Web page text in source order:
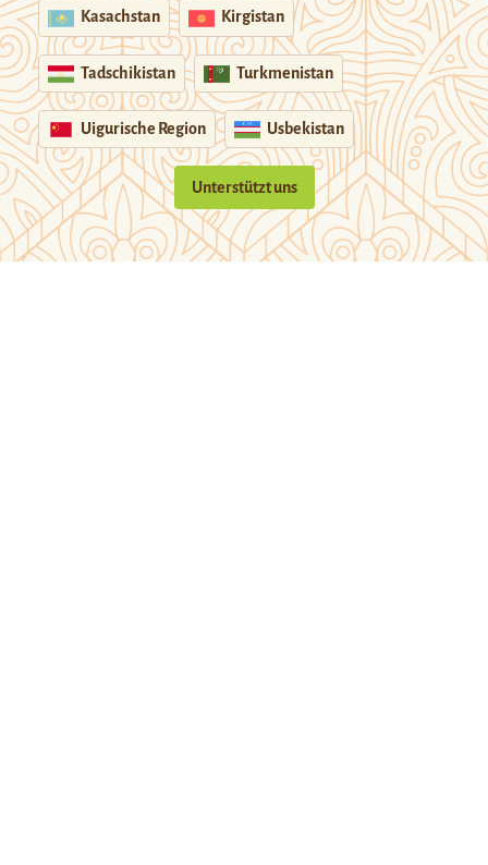
Kasachstan Kirgistan
Tadschikistan Turkmenistan
Uigurische Region Usbekistan
Unterstützt uns